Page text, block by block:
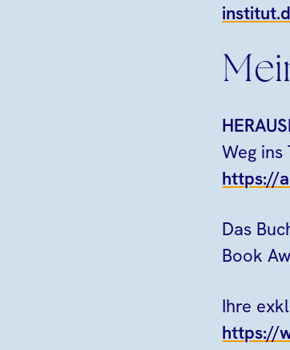
Weg ins
https://
Das
Book
Ihre
https://